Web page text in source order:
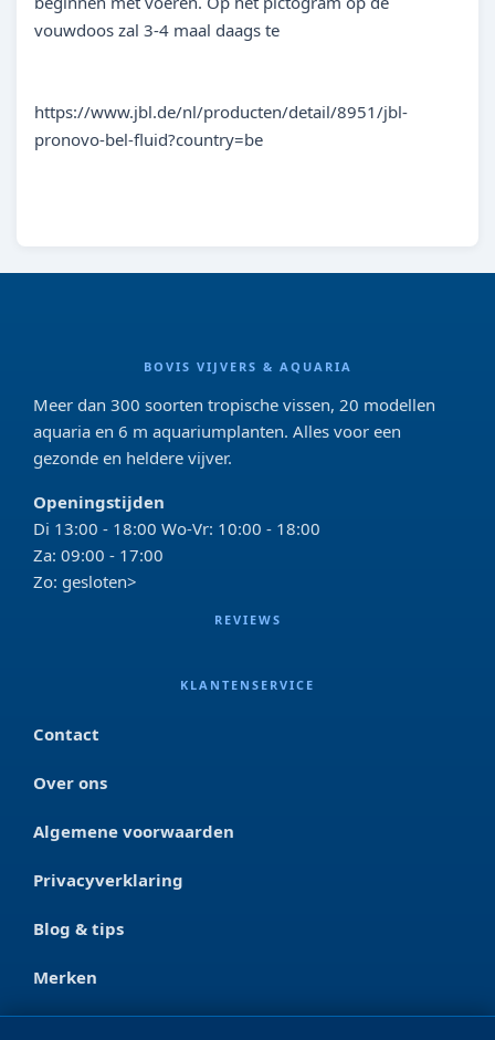
vouwdoos zal 3-4 maal daags te
https://www.jbl.de/nl/producten/detail/8951/jbl-
pronovo-bel-fluid?country=be
BOVIS VIJVERS & AQUARIA
Meer dan 300 soorten tropische vissen, 20 modellen
aquaria en 6 m aquariumplanten. Alles voor een
gezonde en heldere vijver.
Openingstijden
Di 13:00 - 18:00 Wo-Vr: 10:00 - 18:00
Za: 09:00 - 17:00
Zo: gesloten>
REVIEWS
KLANTENSERVICE
Contact
Over ons
Algemene voorwaarden
Privacyverklaring
Blog & tips
Merken